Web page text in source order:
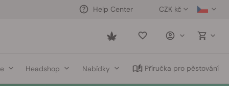
CZK kč
Help Center
Saved
Headshop Nabídky Příručka pro pěstování